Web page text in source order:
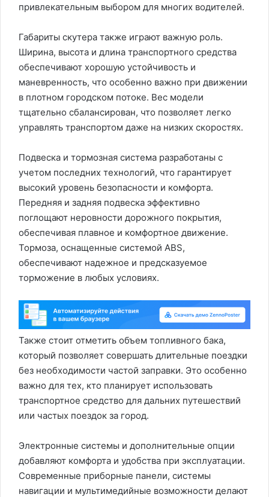
привлекательным выбором для многих водителей.
Габариты скутера также играют важную роль.
Ширина, высота и длина транспортного средства
обеспечивают хорошую устойчивость и
маневренность, что особенно важно при движении
в плотном городском потоке. Вес модели
тщательно сбалансирован, что позволяет легко
управлять транспортом даже на низких скоростях.
Подвеска и тормозная система разработаны с
учетом последних технологий, что гарантирует
высокий уровень безопасности и комфорта.
Передняя и задняя подвеска эффективно
поглощают неровности дорожного покрытия,
обеспечивая плавное и комфортное движение.
Тормоза, оснащенные системой ABS,
обеспечивают надежное и предсказуемое
торможение в любых условиях.
Также стоит отметить объем топливного бака,
который позволяет совершать длительные поездки
без необходимости частой заправки. Это особенно
важно для тех, кто планирует использовать
транспортное средство для дальних путешествий
или частых поездок за город.
Электронные системы и дополнительные опции
добавляют комфорта и удобства при эксплуатации.
Современные приборные панели, системы
навигации и мультимедийные возможности делают